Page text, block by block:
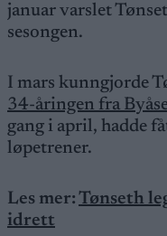
januar varslet
sesongen.
I mars kunngjorde
34-åringen fra
gang i april, hadde
løpetrener.
Les mer: Tønseth
idrett